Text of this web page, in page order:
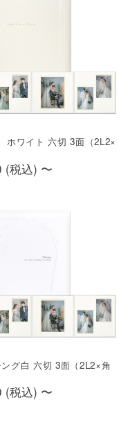
ワイト 六切 3面（2L2×
(税込) 〜
グ白 六切 3面（2L2×角
(税込) 〜